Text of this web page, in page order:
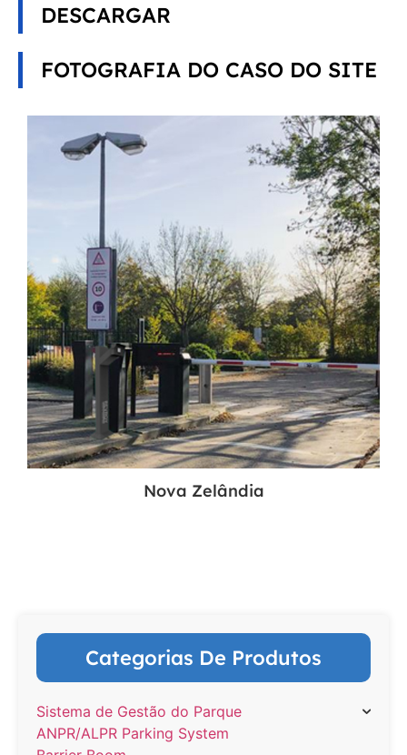
Categorias De Produtos
Sistema de Gestão do Parque
ANPR/ALPR Parking System
DESCARGAR
FOTOGRAFIA DO CASO DO SITE
Nova Zelândia